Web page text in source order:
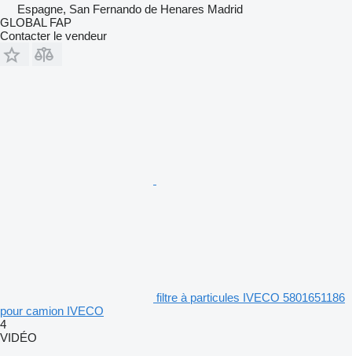
Espagne, San Fernando de Henares Madrid
GLOBAL FAP
Contacter le vendeur
filtre à particules IVECO 5801651186
pour camion IVECO
4
VIDÉO